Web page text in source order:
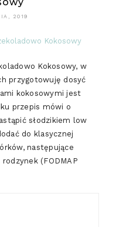
2019
Kokosowy, w
przygotowuję dosyć
kokosowymi jest
przepis mówi o
słodzikiem low
do klasycznej
następujące
(FODMAP